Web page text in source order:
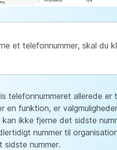
et telefonnummer, skal du
telefonnummeret allerede
en funktion, er
kan ikke fjerne det sidste
nummer til
sidste nummer.